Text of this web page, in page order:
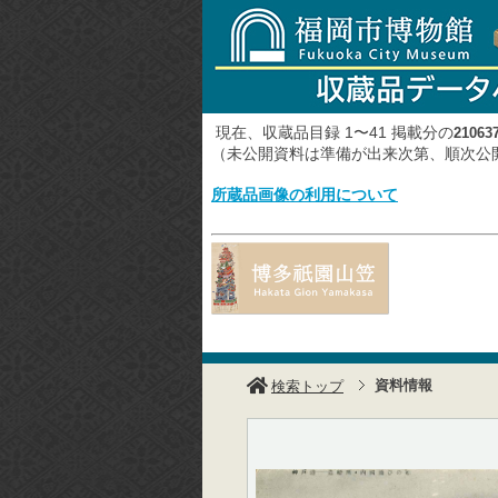
現在、収蔵品目録 1〜41 掲載分の
（未公開資料は準備が出来次第、順次
所蔵品画像の利用について
検索トップ 資料情報